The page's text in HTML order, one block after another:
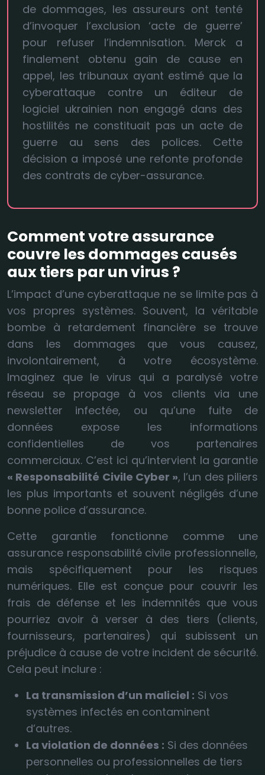
de dommages, les assureurs ont tenté
d’invoquer l’exclusion ‘acte de guerre’
pour refuser l’indemnisation. Merck a
finalement obtenu gain de cause en
appel, les tribunaux ayant estimé que la
cyberattaque contre un éditeur de
logiciel ukrainien non engagé dans des
hostilités ne constituait pas un acte de
guerre au sens des polices. Cette
décision a imposé une refonte profonde
des contrats de cyber-assurance.
Comment votre assurance
couvre les dommages causés
aux tiers par un virus ?
L’impact d’une cyberattaque ne se limite pas à
vos propres systèmes. Souvent, la véritable
bombe à retardement financière se trouve
dans les dommages que vous causez,
involontairement, à votre écosystème.
Imaginez que le virus qui a paralysé votre
réseau se propage à vos clients via une
newsletter infectée, ou qu’une fuite de
données expose les informations
confidentielles de vos partenaires
commerciaux. C’est ici qu’intervient la garantie
« Responsabilité Civile Cyber », l’un des piliers
les plus importants et souvent négligés d’une
bonne police d’assurance.
Cette garantie fonctionne comme une
assurance responsabilité civile professionnelle,
mais spécifiquement pour les risques
numériques. Elle est conçue pour couvrir les
frais de défense et les indemnités que vous
pourriez avoir à verser à des tiers (clients,
fournisseurs, partenaires) qui subissent un
préjudice à cause de votre incident de sécurité.
Cela peut inclure :
La transmission d’un maliciel : Si vos
systèmes infectés en contaminent
d’autres.
La violation de données : Si des données
personnelles ou professionnelles de tiers